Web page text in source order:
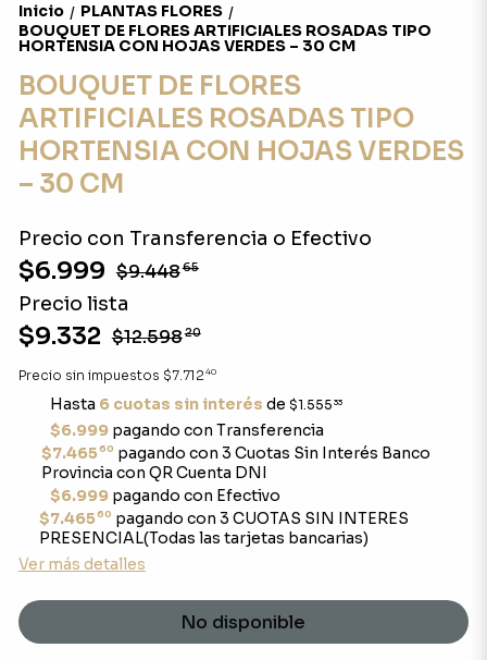
Inicio / PLANTAS FLORES /
BOUQUET DE FLORES ARTIFICIALES ROSADAS TIPO
HORTENSIA CON HOJAS VERDES – 30 CM
BOUQUET DE FLORES
ARTIFICIALES ROSADAS TIPO
HORTENSIA CON HOJAS VERDES
– 30 CM
Precio con Transferencia o Efectivo
$6.999 $9.44865
Precio lista
$9.332 $12.59820
Precio sin impuestos $7.712 40
Hasta 6 cuotas sin interés de $1.555 33
$6.999pagando con Transferencia
$7.46560 pagando con 3 Cuotas Sin Interés Banco
Provincia con QR Cuenta DNI
$6.999pagando con Efectivo
$7.46560 pagando con 3 CUOTAS SIN INTERES
PRESENCIAL(Todas las tarjetas bancarias)
Ver más detalles
No disponible